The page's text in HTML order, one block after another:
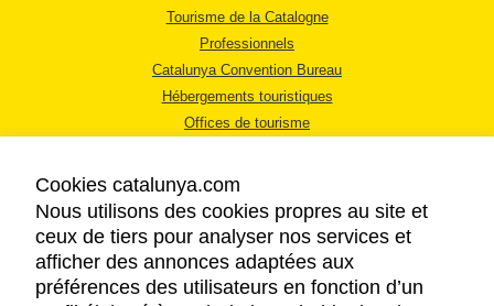
Tourisme de la Catalogne
Professionnels
Catalunya Convention Bureau
Hébergements touristiques
Offices de tourisme
MENTIONS LÉGALES
Cookies catalunya.com
Nous utilisons des cookies propres au site et
ceux de tiers pour analyser nos services et
afficher des annonces adaptées aux
préférences des utilisateurs en fonction d’un